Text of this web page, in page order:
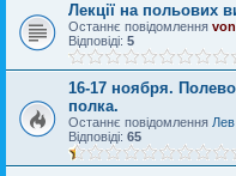
Лекції на польових
Останнє повідомлення
Відповіді: 5
16-17 ноября.
полка.
Останнє повідомлення
Відповіді: 65